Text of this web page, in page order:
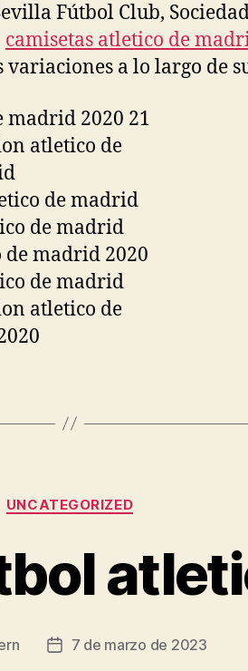
Fútbol Club,
camisetas atletico de
a lo largo de
Categorías
UNCATEGORIZED
Fecha7 de marzo de 2023